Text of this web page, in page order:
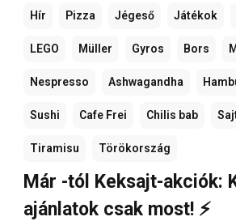
Hír Pizza Jégeső Játékok
LEGO Müller Gyros Bors
Nespresso Ashwagandha
Sushi Cafe Frei Chilis bab
Tiramisu Törökország
Már -tól Keksajt-akciók:
ajánlatok csak most! ⚡